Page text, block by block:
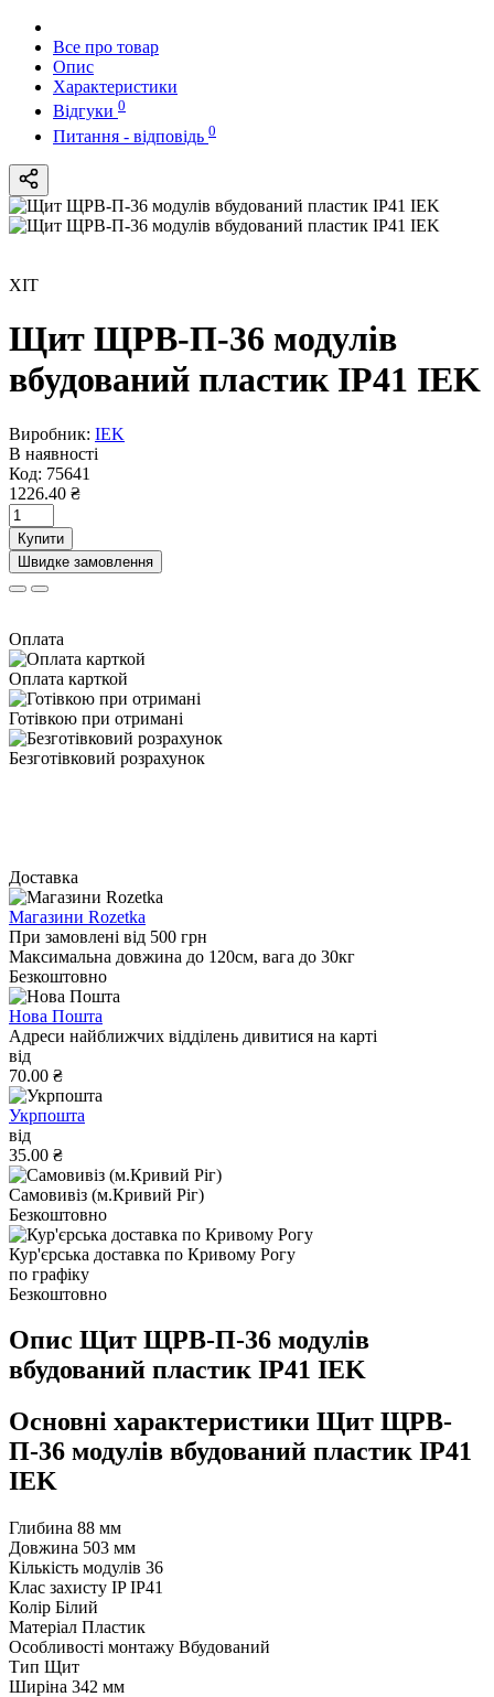
Все про товар
Опис
Характеристики
Відгуки 0
Питання - відповідь 0
ХІТ
Щит ЩРВ-П-36 модулів
вбудований пластик IP41 IEK
Виробник: IEK
В наявності
Код: 75641
1226.40 ₴
Купити
Швидке замовлення
Оплата
Оплата карткой
Готівкою при отримані
Безготівковий розрахунок
Доставка
Магазини Rozetka
При замовлені від 500 грн
Максимальна довжина до 120см, вага до 30кг
Безкоштовно
Нова Пошта
Адреси найближчих відділень дивитися на карті
від
70.00 ₴
Укрпошта
від
35.00 ₴
Самовивіз (м.Кривий Ріг)
Безкоштовно
Кур'єрська доставка по Кривому Рогу
по графіку
Безкоштовно
Опис Щит ЩРВ-П-36 модулів
вбудований пластик IP41 IEK
Основні характеристики Щит ЩРВ-
П-36 модулів вбудований пластик IP41
IEK
Глибина 88 мм
Довжина 503 мм
Кількість модулів 36
Клас захисту IP IP41
Колір Білий
Матеріал Пластик
Особливості монтажу Вбудований
Тип Щит
Ширіна 342 мм